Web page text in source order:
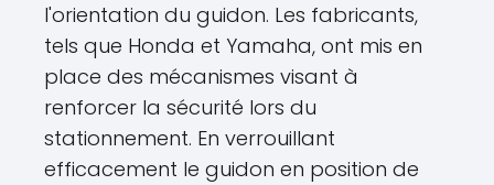
l'orientation du guidon. Les fabricants,
tels que Honda et Yamaha, ont mis en
place des mécanismes visant à
renforcer la sécurité lors du
stationnement. En verrouillant
efficacement le guidon en position de